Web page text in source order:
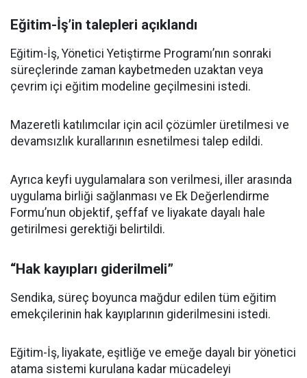
Eğitim-İş’in talepleri açıklandı
Eğitim-İş, Yönetici Yetiştirme Programı’nın sonraki
süreçlerinde zaman kaybetmeden uzaktan veya
çevrim içi eğitim modeline geçilmesini istedi.
Mazeretli katılımcılar için acil çözümler üretilmesi ve
devamsızlık kurallarının esnetilmesi talep edildi.
Ayrıca keyfi uygulamalara son verilmesi, iller arasında
uygulama birliği sağlanması ve Ek Değerlendirme
Formu’nun objektif, şeffaf ve liyakate dayalı hale
getirilmesi gerektiği belirtildi.
“Hak kayıpları giderilmeli”
Sendika, süreç boyunca mağdur edilen tüm eğitim
emekçilerinin hak kayıplarının giderilmesini istedi.
Eğitim-İş, liyakate, eşitliğe ve emeğe dayalı bir yönetici
atama sistemi kurulana kadar mücadeleyi